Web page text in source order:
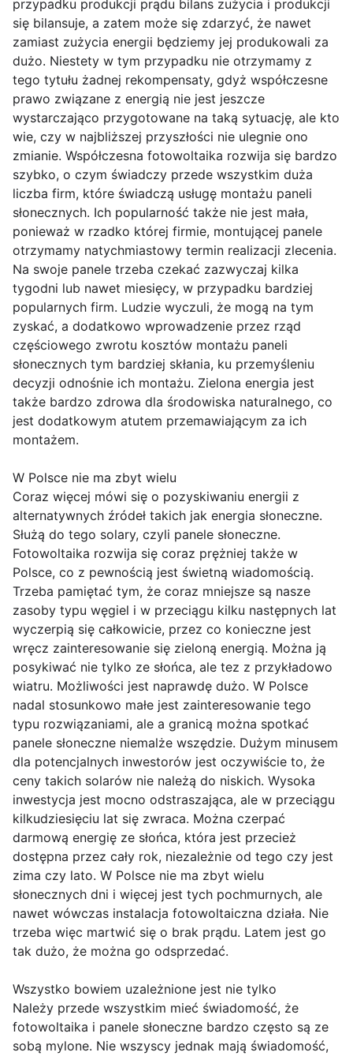
przypadku produkcji prądu bilans zużycia i produkcji
się bilansuje, a zatem może się zdarzyć, że nawet
zamiast zużycia energii będziemy jej produkowali za
dużo. Niestety w tym przypadku nie otrzymamy z
tego tytułu żadnej rekompensaty, gdyż współczesne
prawo związane z energią nie jest jeszcze
wystarczająco przygotowane na taką sytuację, ale kto
wie, czy w najbliższej przyszłości nie ulegnie ono
zmianie. Współczesna fotowoltaika rozwija się bardzo
szybko, o czym świadczy przede wszystkim duża
liczba firm, które świadczą usługę montażu paneli
słonecznych. Ich popularność także nie jest mała,
ponieważ w rzadko której firmie, montującej panele
otrzymamy natychmiastowy termin realizacji zlecenia.
Na swoje panele trzeba czekać zazwyczaj kilka
tygodni lub nawet miesięcy, w przypadku bardziej
popularnych firm. Ludzie wyczuli, że mogą na tym
zyskać, a dodatkowo wprowadzenie przez rząd
częściowego zwrotu kosztów montażu paneli
słonecznych tym bardziej skłania, ku przemyśleniu
decyzji odnośnie ich montażu. Zielona energia jest
także bardzo zdrowa dla środowiska naturalnego, co
jest dodatkowym atutem przemawiającym za ich
montażem.
W Polsce nie ma zbyt wielu
Coraz więcej mówi się o pozyskiwaniu energii z
alternatywnych źródeł takich jak energia słoneczne.
Służą do tego solary, czyli panele słoneczne.
Fotowoltaika rozwija się coraz prężniej także w
Polsce, co z pewnością jest świetną wiadomością.
Trzeba pamiętać tym, że coraz mniejsze są nasze
zasoby typu węgiel i w przeciągu kilku następnych lat
wyczerpią się całkowicie, przez co konieczne jest
wręcz zainteresowanie się zieloną energią. Można ją
posykiwać nie tylko ze słońca, ale tez z przykładowo
wiatru. Możliwości jest naprawdę dużo. W Polsce
nadal stosunkowo małe jest zainteresowanie tego
typu rozwiązaniami, ale a granicą można spotkać
panele słoneczne niemalże wszędzie. Dużym minusem
dla potencjalnych inwestorów jest oczywiście to, że
ceny takich solarów nie należą do niskich. Wysoka
inwestycja jest mocno odstraszająca, ale w przeciągu
kilkudziesięciu lat się zwraca. Można czerpać
darmową energię ze słońca, która jest przecież
dostępna przez cały rok, niezależnie od tego czy jest
zima czy lato. W Polsce nie ma zbyt wielu
słonecznych dni i więcej jest tych pochmurnych, ale
nawet wówczas instalacja fotowoltaiczna działa. Nie
trzeba więc martwić się o brak prądu. Latem jest go
tak dużo, że można go odsprzedać.
Wszystko bowiem uzależnione jest nie tylko
Należy przede wszystkim mieć świadomość, że
fotowoltaika i panele słoneczne bardzo często są ze
sobą mylone. Nie wszyscy jednak mają świadomość,